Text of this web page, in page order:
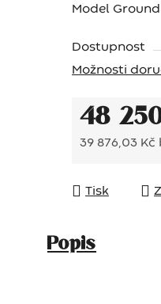
Model
Dostupnost
Možnosti
48
39 876,03 Kč
Tisk
Popis